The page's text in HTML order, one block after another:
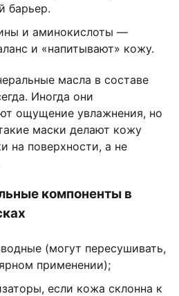
барьер.
и аминокислоты —
и «напитывают» кожу.
масла в составе
Иногда они
ощущение увлажнения, но
маски делают кожу
на поверхности, а не
компоненты в
(могут пересушивать,
применении);
если кожа склонна к